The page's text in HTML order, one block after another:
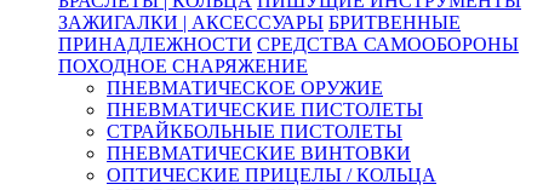
ЗАЖИГАЛКИ | АКСЕССУАРЫ БРИТВЕННЫЕ
ПРИНАДЛЕЖНОСТИ СРЕДСТВА САМООБОРОНЫ
ПОХОДНОЕ СНАРЯЖЕНИЕ
ПНЕВМАТИЧЕСКОЕ ОРУЖИЕ
ПНЕВМАТИЧЕСКИЕ ПИСТОЛЕТЫ
СТРАЙКБОЛЬНЫЕ ПИСТОЛЕТЫ
ПНЕВМАТИЧЕСКИЕ ВИНТОВКИ
ОПТИЧЕСКИЕ ПРИЦЕЛЫ / КОЛЬЦА